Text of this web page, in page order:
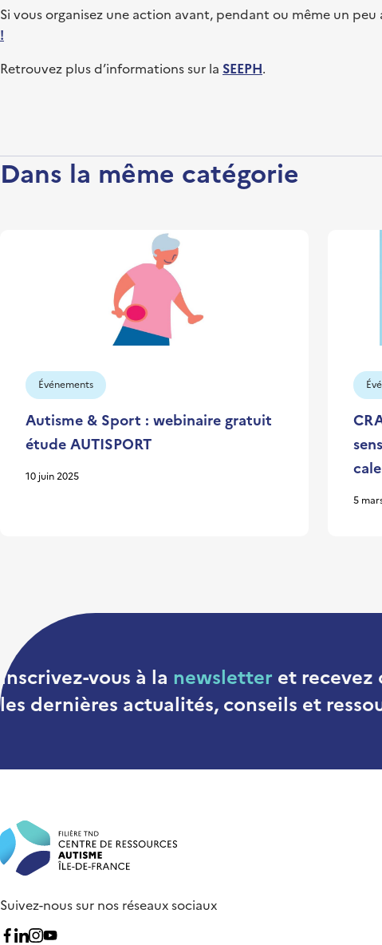
Si vous organisez une action avant, pendant ou même un peu
!
Retrouvez plus d’informations sur la SEEPH.
Dans la même catégorie
Événements
Autisme & Sport : webinaire gratuit
étude AUTISPORT
10 juin 2025
5
Inscrivez-vous à la newsletter et recevez
les dernières actualités, conseils et
Suivez-nous sur nos réseaux sociaux
Nous suivre sur Facebook
Nous suivre sur Linkedin
Nous suivre sur Instagram
Nous suivre sur Youtube